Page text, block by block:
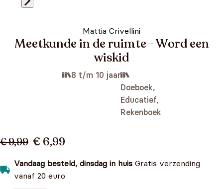
Mattia Crivellini
Meetkunde in de ruimte - Word een
wiskid
8 t/m 10 jaar
Doeboek,
Educatief,
Rekenboek
€ 9,99 € 6,99
Vandaag besteld, dinsdag in huis Gratis verzending
vanaf 20 euro